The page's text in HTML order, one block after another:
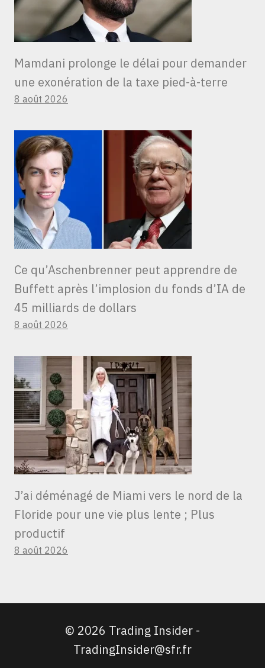
Mamdani prolonge le délai pour demander
une exonération de la taxe pied-à-terre
8 août 2026
Ce qu’Aschenbrenner peut apprendre de
Buffett après l’implosion du fonds d’IA de
45 milliards de dollars
8 août 2026
J’ai déménagé de Miami vers le nord de la
Floride pour une vie plus lente ; Plus
productif
8 août 2026
© 2026 Trading Insider -
TradingInsider@sfr.fr